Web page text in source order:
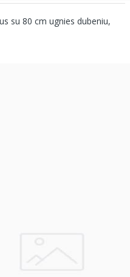
su 80 cm ugnies dubeniu,